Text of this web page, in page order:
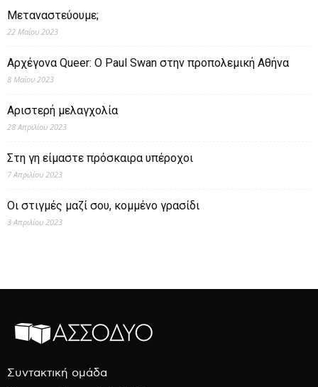
Μεταναστεύουμε;
22 Μαΐου 2023
Αρχέγονα Queer: O Paul Swan στην προπολεμική Αθήνα
8 Μαΐου 2023
Αριστερή μελαγχολία
28 Απριλίου 2023
Στη γη είμαστε πρόσκαιρα υπέροχοι
7 Απριλίου 2023
Οι στιγμές μαζί σου, κομμένο γρασίδι
3 Απριλίου 2023
Συντακτική ομάδα